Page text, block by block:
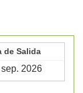
de Salida